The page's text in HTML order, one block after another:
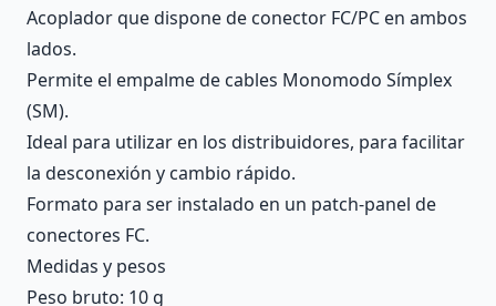
Acoplador que dispone de conector FC/PC en ambos
lados.
Permite el empalme de cables Monomodo Símplex
(SM).
Ideal para utilizar en los distribuidores, para facilitar
la desconexión y cambio rápido.
Formato para ser instalado en un patch-panel de
conectores FC.
Medidas y pesos
Peso bruto: 10 g